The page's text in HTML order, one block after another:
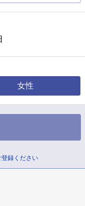
女性
録ください